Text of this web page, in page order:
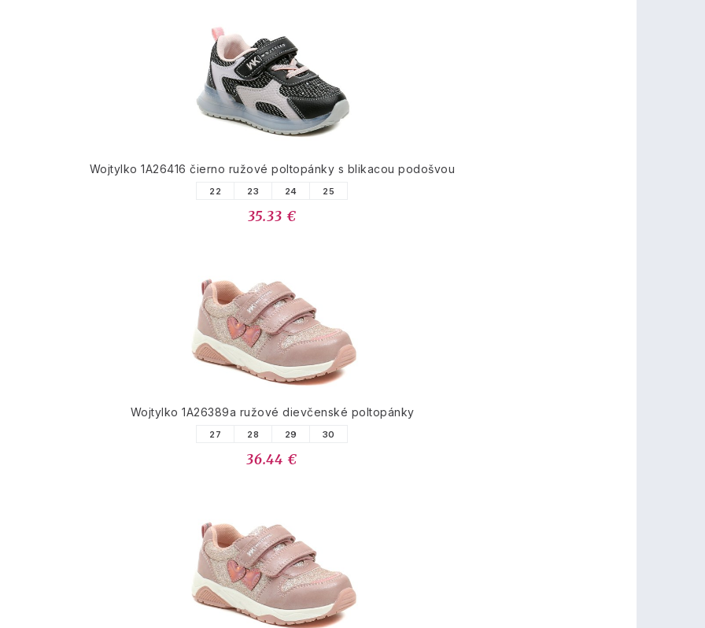
Wojtylko 1A26416 čierno ružové poltopánky s blikacou podošvou
22 23 24 25
35.33 €
Wojtylko 1A26389a ružové dievčenské poltopánky
27 28 29 30
36.44 €